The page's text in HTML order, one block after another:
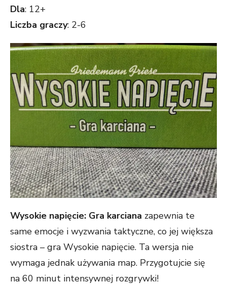
Dla: 12+
Liczba graczy: 2-6
Wysokie napięcie: Gra karciana zapewnia te
same emocje i wyzwania taktyczne, co jej większa
siostra – gra Wysokie napięcie. Ta wersja nie
wymaga jednak używania map. Przygotujcie się
na 60 minut intensywnej rozgrywki!